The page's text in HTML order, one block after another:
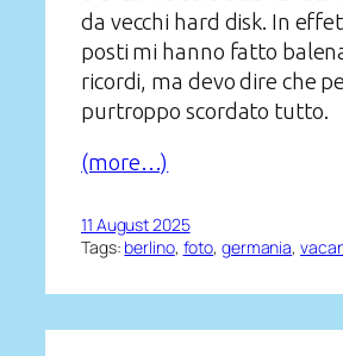
da vecchi hard disk. In
posti mi hanno fatto
ricordi, ma devo dire che
purtroppo scordato tutto.
(more…)
11 August 2025
Tags: berlino, foto, germania,